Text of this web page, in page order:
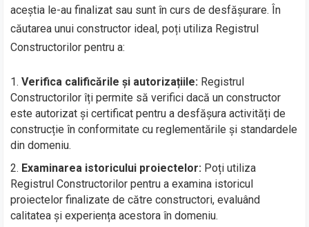
aceștia le-au finalizat sau sunt în curs de desfășurare. În
căutarea unui constructor ideal, poți utiliza Registrul
Constructorilor pentru a:
Verifica calificările și autorizațiile: Registrul
Constructorilor îți permite să verifici dacă un constructor
este autorizat și certificat pentru a desfășura activități de
construcție în conformitate cu reglementările și standardele
din domeniu.
Examinarea istoricului proiectelor: Poți utiliza
Registrul Constructorilor pentru a examina istoricul
proiectelor finalizate de către constructori, evaluând
calitatea și experiența acestora în domeniu.